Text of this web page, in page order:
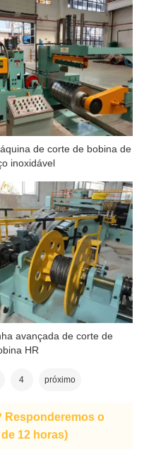
de corte de bobina de
inoxidável
avançada de corte de
HR
4 próximo
Responderemos o
12 horas)